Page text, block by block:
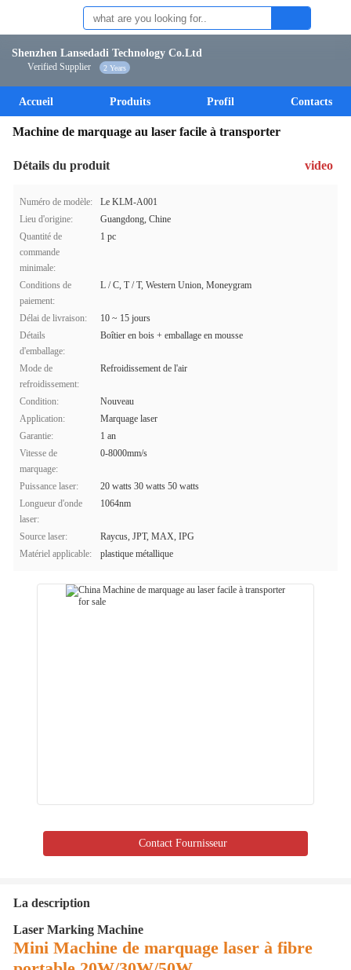
Shenzhen Lansedadi Technology Co.Ltd
Verified Supplier 2 Years
Accueil Produits Profil Contacts
Machine de marquage au laser facile à transporter
Détails du produit video
Numéro de modèle:
Le KLM-A001
Lieu d'origine:
Guangdong, Chine
Quantité de
commande
minimale:
1 pc
Conditions de
paiement:
L / C, T / T, Western Union, Moneygram
Délai de livraison:
10 ~ 15 jours
Détails
d'emballage:
Boîtier en bois + emballage en mousse
Mode de
refroidissement:
Refroidissement de l'air
Condition:
Nouveau
Application:
Marquage laser
Garantie:
1 an
Vitesse de
marquage:
0-8000mm/s
Puissance laser:
20 watts 30 watts 50 watts
Longueur d'onde
laser:
1064nm
Source laser:
Raycus, JPT, MAX, IPG
Matériel applicable:
plastique métallique
Contact Fournisseur
La description
Laser Marking Machine
Mini Machine de marquage laser à fibre